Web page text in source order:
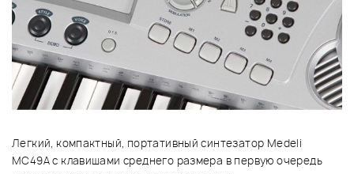
Легкий, компактный, портативный синтезатор Medeli
MC49A с клавишами среднего размера в первую очередь